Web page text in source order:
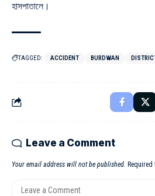
হাসপাতালে।
TAGGED: ACCIDENT BURDWAN
Leave a Comment
Your email address will not be published.